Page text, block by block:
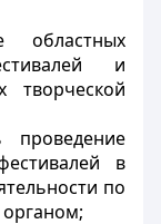
областных
и
творческой
проведение
в
по